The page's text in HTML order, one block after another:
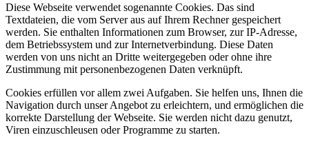
Diese Webseite verwendet sogenannte Cookies. Das sind
Textdateien, die vom Server aus auf Ihrem Rechner gespeichert
werden. Sie enthalten Informationen zum Browser, zur IP-Adresse,
dem Betriebssystem und zur Internetverbindung. Diese Daten
werden von uns nicht an Dritte weitergegeben oder ohne ihre
Zustimmung mit personenbezogenen Daten verknüpft.
Cookies erfüllen vor allem zwei Aufgaben. Sie helfen uns, Ihnen die
Navigation durch unser Angebot zu erleichtern, und ermöglichen die
korrekte Darstellung der Webseite. Sie werden nicht dazu genutzt,
Viren einzuschleusen oder Programme zu starten.